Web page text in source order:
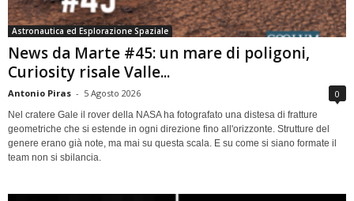
Astronautica ed Esplorazione Spaziale
News da Marte #45: un mare di poligoni,
Curiosity risale Valle...
Antonio Piras - 5 Agosto 2026 0
Nel cratere Gale il rover della NASA ha fotografato una distesa di fratture
geometriche che si estende in ogni direzione fino all'orizzonte. Strutture del
genere erano già note, ma mai su questa scala. E su come si siano formate il
team non si sbilancia.